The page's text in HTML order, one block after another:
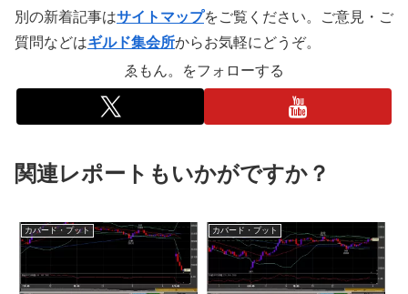
別の新着記事はサイトマップをご覧ください。ご意見・ご
質問などはギルド集会所からお気軽にどうぞ。
ゑもん。をフォローする
関連レポートもいかがですか？
カバード・プット カバード・プット